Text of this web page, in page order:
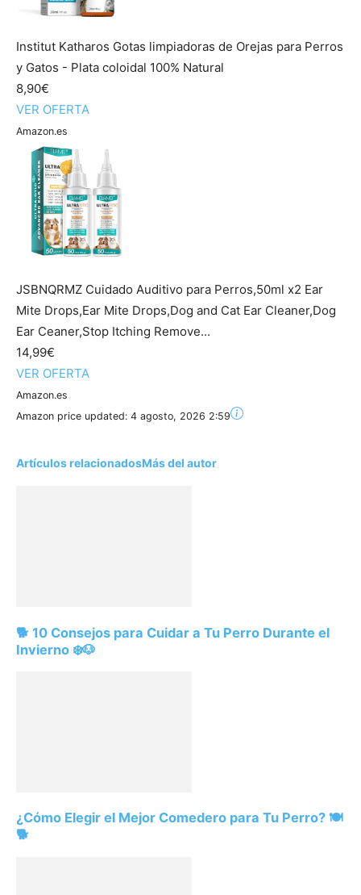
Institut Katharos Gotas limpiadoras de Orejas para Perros
y Gatos - Plata coloidal 100% Natural
8,90€
VER OFERTA
Amazon.es
JSBNQRMZ Cuidado Auditivo para Perros,50ml x2 Ear
Mite Drops,Ear Mite Drops,Dog and Cat Ear Cleaner,Dog
Ear Ceaner,Stop Itching Remove...
14,99€
VER OFERTA
Amazon.es
Amazon price updated: 4 agosto, 2026 2:59
Artículos relacionadosMás del autor
🐕 10 Consejos para Cuidar a Tu Perro Durante el
Invierno ❄️🐶
¿Cómo Elegir el Mejor Comedero para Tu Perro? 🍽️
🐕